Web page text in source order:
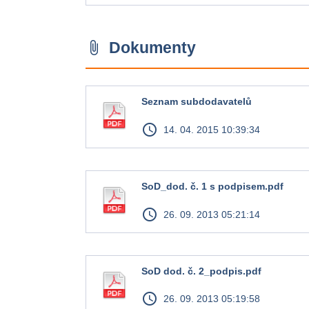
attach_file Dokumenty
Seznam subdodavatelů
access_time 14. 04. 2015 10:39:34
SoD_dod. č. 1 s podpisem.pdf
access_time 26. 09. 2013 05:21:14
SoD dod. č. 2_podpis.pdf
access_time 26. 09. 2013 05:19:58